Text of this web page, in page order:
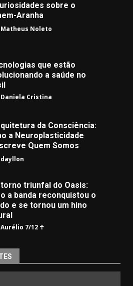
sobre o
Aranha
Matheus Noleto
que estão
a saúde no
Daniela Cristina
da Consciência:
a Neuroplasticidade
Quem Somos
dayllon
triunfal do Oasis:
a banda reconquistou o
e se tornou um hino
Aurélio 7/12 ☥